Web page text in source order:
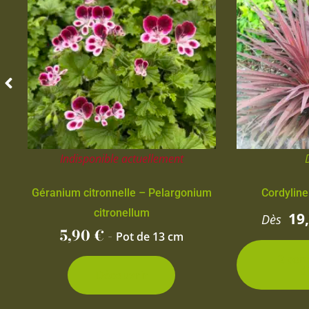
Indisponible actuellement
Géranium citronnelle – Pelargonium
citronellum
5,90€ - Pot de 13 cm
Dès